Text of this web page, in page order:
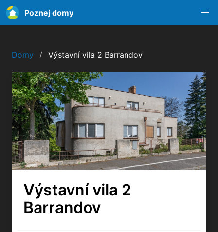
Poznej domy
Domy Výstavní vila 2 Barrandov
Výstavní vila 2
Barrandov